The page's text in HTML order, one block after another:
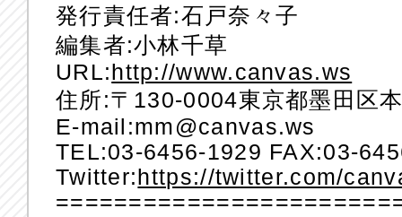
発行責任者:石戸奈々子
編集者:小林千草
URL: http://www.canvas.ws
住所:〒130-0004東京都墨田区
E-mail:mm@canvas.ws
TEL:03-6456-1929 FAX:03-
Twitter: https://twitter.com/